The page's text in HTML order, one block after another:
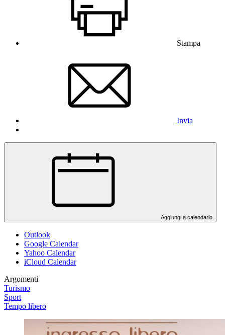
Stampa
Invia
Aggiungi a calendario
Outlook
Google Calendar
Yahoo Calendar
iCloud Calendar
Argomenti
Turismo
Sport
Tempo libero